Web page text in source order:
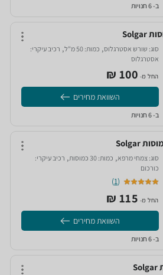
ב- 6 חנויות
סוג: שורש אסטרגלוס‏, כמות:50 מ"ל‏ , רכיב עיקרי:
אסטרגלוס‏
החל מ- 100‏ ₪
השוואת מחירים
ב- 6 חנויות
סוג:צמחי מרפא‏ , כמות:30 כמוסות‏ , רכיב עיקרי:
כורכום‏
(
1
)
החל מ- 115‏ ₪
השוואת מחירים
ב- 6 חנויות